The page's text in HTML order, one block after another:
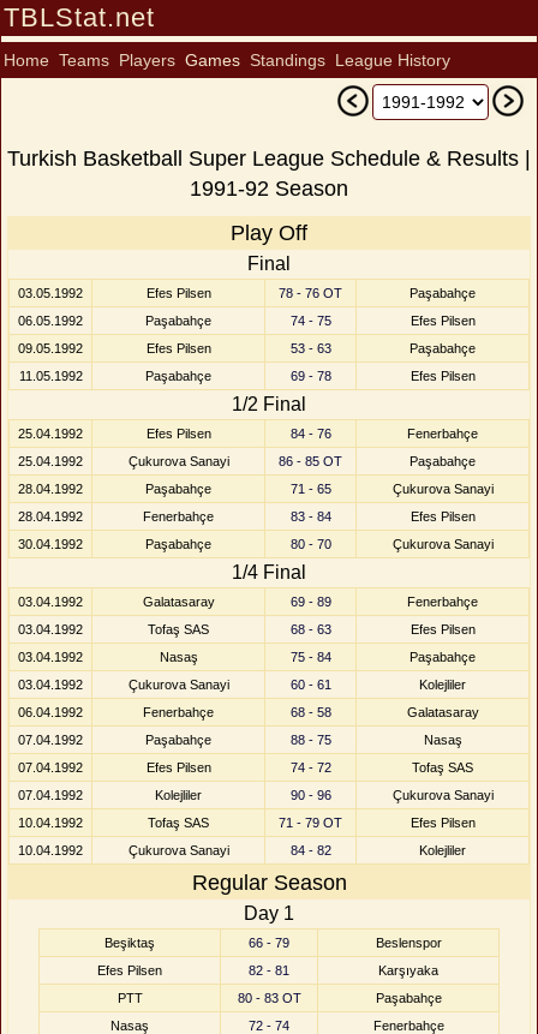
TBLStat.net
Home Teams Players Games Standings League History
Turkish Basketball Super League Schedule & Results |
1991-92 Season
Play Off
Final
03.05.1992 Efes Pilsen 78 - 76 OT
Paşabahçe
06.05.1992
Paşabahçe 74 - 75
Efes Pilsen
09.05.1992
Efes Pilsen 53 - 63
Paşabahçe
11.05.1992
Paşabahçe 69 - 78 Efes Pilsen
1/2 Final
25.04.1992 Efes Pilsen 84 - 76
Fenerbahçe
25.04.1992
Çukurova Sanayi 86 - 85 OT
Paşabahçe
28.04.1992
Paşabahçe 71 - 65
Çukurova Sanayi
28.04.1992
Fenerbahçe 83 - 84
Efes Pilsen
30.04.1992
Paşabahçe 80 - 70 Çukurova Sanayi
1/4 Final
03.04.1992 Galatasaray 69 - 89
Fenerbahçe
03.04.1992
Tofaş SAS 68 - 63
Efes Pilsen
03.04.1992
Nasaş 75 - 84
Paşabahçe
03.04.1992
Çukurova Sanayi 60 - 61
Kolejliler
06.04.1992
Fenerbahçe 68 - 58
Galatasaray
07.04.1992
Paşabahçe 88 - 75
Nasaş
07.04.1992
Efes Pilsen 74 - 72
Tofaş SAS
07.04.1992
Kolejliler 90 - 96
Çukurova Sanayi
10.04.1992
Tofaş SAS 71 - 79 OT
Efes Pilsen
10.04.1992
Çukurova Sanayi 84 - 82 Kolejliler
Regular Season
Day 1
Beşiktaş 66 - 79
Beslenspor
Efes Pilsen
82 - 81
Karşıyaka
PTT
80 - 83 OT
Paşabahçe
Nasaş
72 - 74
Fenerbahçe